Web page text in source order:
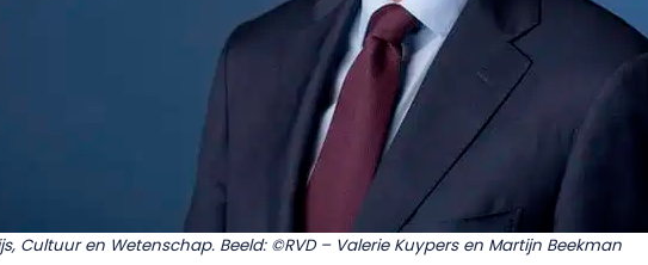
Cultuur en Wetenschap. Beeld: ©RVD – Valerie Kuypers en Martijn Beekman